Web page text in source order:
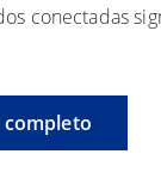
conectadas
completo